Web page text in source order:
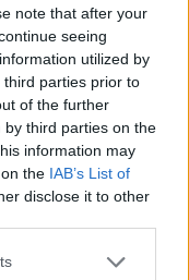
note that after your
seeing
utilized by
parties prior to
of the further
third parties on the
information may
the IAB’s List of
disclose it to other
rodinných domů, kteří
na rekonstrukci,
od letošního května
který jim má
vyhnout se zbytečným
Ministerstvo životního
pasů, které mají
a usnadnit cestu k